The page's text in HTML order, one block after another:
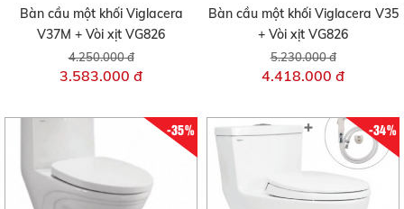
Bàn cầu một khối Viglacera
V37M + Vòi xịt VG826
4.250.000 đ
3.583.000 đ
Bàn cầu một khối Viglacera V35
+ Vòi xịt VG826
5.230.000 đ
4.418.000 đ
-35% -34%